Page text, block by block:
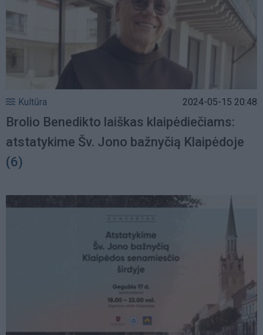
Kultūra 2024-05-15 20:48
Brolio Benedikto laiškas klaipėdiečiams:
atstatykime Šv. Jono bažnyčią Klaipėdoje
(6)